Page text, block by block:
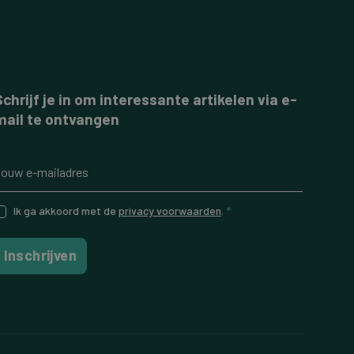
je in om interessante artikelen via e-
te ontvangen
Ik ga akkoord met de privacy voorwaarden *
Inschrijven